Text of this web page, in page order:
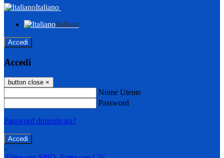
Italiano
Italiano
Accedi
Accedi
button close ×
Nome Utente
Password
Password dimenticata?
-